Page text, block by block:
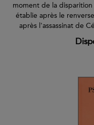
moment de la
établie après le
après l'assassinat de